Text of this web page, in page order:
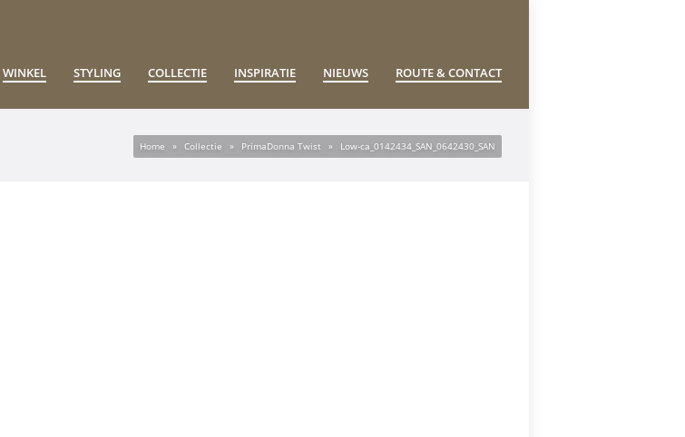
WINKEL STYLING COLLECTIE INSPIRATIE NIEUWS ROUTE & CONTACT
Home » Collectie » PrimaDonna Twist » Low-ca_0142434_SAN_0642430_SAN